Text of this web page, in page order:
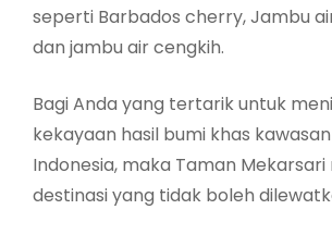
seperti Barbados cherry, Jambu
dan jambu air cengkih.
Bagi Anda yang tertarik untuk
kekayaan hasil bumi khas
Indonesia, maka Taman
destinasi yang tidak boleh